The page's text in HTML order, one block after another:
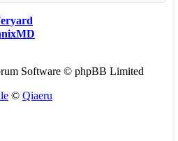
Software © phpBB Limited
© Qiaeru